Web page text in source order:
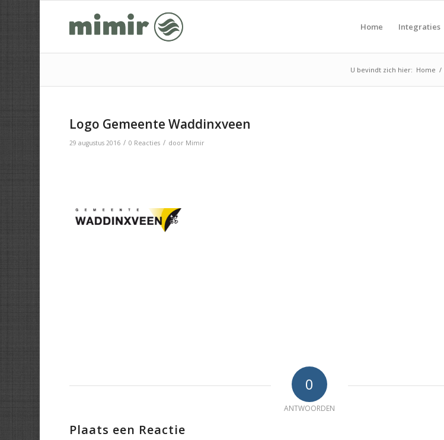
Home Integraties
U bevindt zich hier: Home /
Logo Gemeente Waddinxveen
29 augustus 2016 / 0 Reacties / door Mimir
0
ANTWOORDEN
Plaats een Reactie